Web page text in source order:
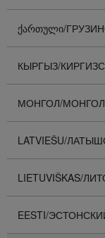
ᲥᲐᲠᲗᲣᲚᲘ/
КЫРГЫЗ/
МОНГОЛ/
LATVIEŠU/
LIETUVIŠKAS/
EESTI/